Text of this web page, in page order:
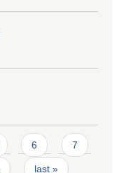
6 7
last »